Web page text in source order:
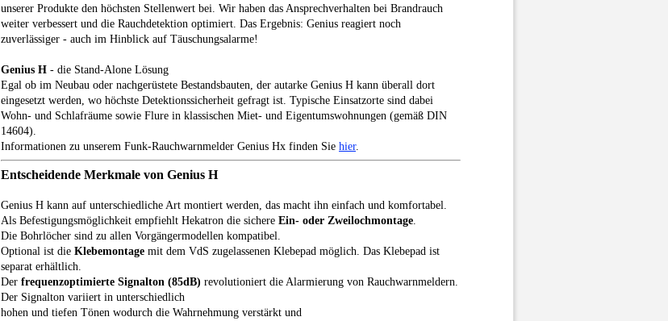
unserer Produkte den höchsten Stellenwert bei. Wir haben das Ansprechverhalten bei Brandrauch
weiter verbessert und die Rauchdetektion optimiert. Das Ergebnis: Genius reagiert noch
zuverlässiger - auch im Hinblick auf Täuschungsalarme!
Genius H - die Stand-Alone Lösung
Egal ob im Neubau oder nachgerüstete Bestandsbauten, der autarke Genius H kann überall dort
eingesetzt werden, wo höchste Detektionssicherheit gefragt ist. Typische Einsatzorte sind dabei
Wohn- und Schlafräume sowie Flure in klassischen Miet- und Eigentumswohnungen (gemäß DIN
14604).
Informationen zu unserem Funk-Rauchwarnmelder Genius Hx finden Sie hier.
Entscheidende Merkmale von Genius H
Genius H kann auf unterschiedliche Art montiert werden, das macht ihn einfach und komfortabel.
Als Befestigungsmöglichkeit empfiehlt Hekatron die sichere Ein- oder Zweilochmontage.
Die Bohrlöcher sind zu allen Vorgängermodellen kompatibel.
Optional ist die Klebemontage mit dem VdS zugelassenen Klebepad möglich. Das Klebepad ist
separat erhältlich.
Der frequenzoptimierte Signalton (85dB) revolutioniert die Alarmierung von Rauchwarnmeldern.
Der Signalton variiert in unterschiedlich
hohen und tiefen Tönen wodurch die Wahrnehmung verstärkt und